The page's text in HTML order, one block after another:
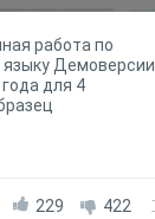
работа по
языку Демоверсии
для 4
229 422